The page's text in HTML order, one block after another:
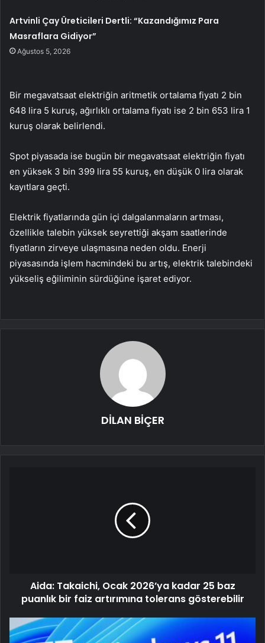
Artvinli Çay Üreticileri Dertli: “Kazandığımız Para
Masraflara Gidiyor”
Ağustos 5, 2026
Bir megavatsaat elektriğin aritmetik ortalama fiyatı 2 bin
648 lira 5 kuruş, ağırlıklı ortalama fiyatı ise 2 bin 653 lira 1
kuruş olarak belirlendi.
Spot piyasada ise bugün bir megavatsaat elektriğin fiyatı
en yüksek 3 bin 399 lira 55 kuruş, en düşük 0 lira olarak
kayıtlara geçti.
Elektrik fiyatlarında gün içi dalgalanmaların artması,
özellikle talebin yüksek seyrettiği akşam saatlerinde
fiyatların zirveye ulaşmasına neden oldu. Enerji
piyasasında işlem hacmindeki bu artış, elektrik talebindeki
yükseliş eğiliminin sürdüğüne işaret ediyor.
DİLAN BİÇER
Aida: Takaichi, Ocak 2026’ya kadar 25 baz
puanlık bir faiz artırımına tolerans gösterebilir